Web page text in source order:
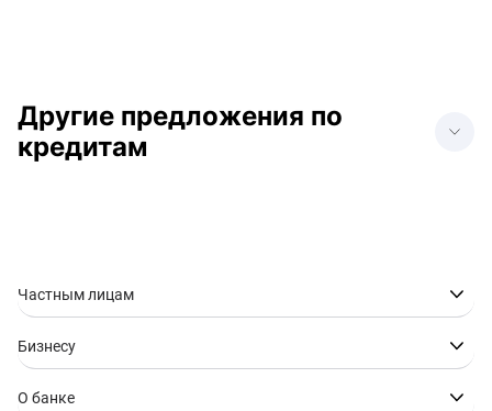
Другие предложения по
кредитам
финансовую платформу
«Финуслуги»
Кредит без кредитной
истории
подтверждения дохода
Частным лицам
Бизнесу
О банке